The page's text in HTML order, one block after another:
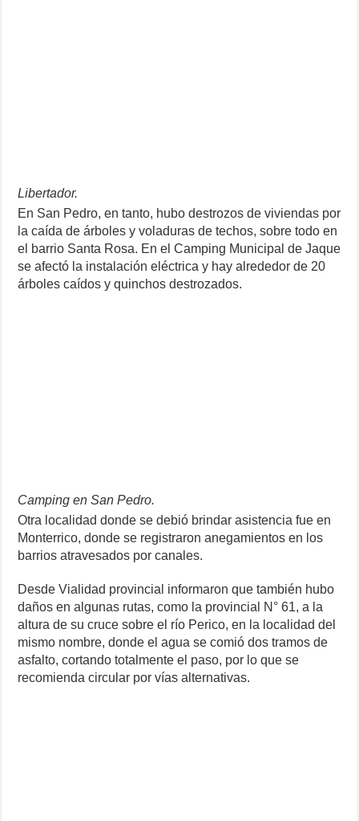
Libertador.
En San Pedro, en tanto, hubo destrozos de viviendas por
la caída de árboles y voladuras de techos, sobre todo en
el barrio Santa Rosa. En el Camping Municipal de Jaque
se afectó la instalación eléctrica y hay alrededor de 20
árboles caídos y quinchos destrozados.
Camping en San Pedro.
Otra localidad donde se debió brindar asistencia fue en
Monterrico, donde se registraron anegamientos en los
barrios atravesados por canales.
Desde Vialidad provincial informaron que también hubo
daños en algunas rutas, como la provincial N° 61, a la
altura de su cruce sobre el río Perico, en la localidad del
mismo nombre, donde el agua se comió dos tramos de
asfalto, cortando totalmente el paso, por lo que se
recomienda circular por vías alternativas.